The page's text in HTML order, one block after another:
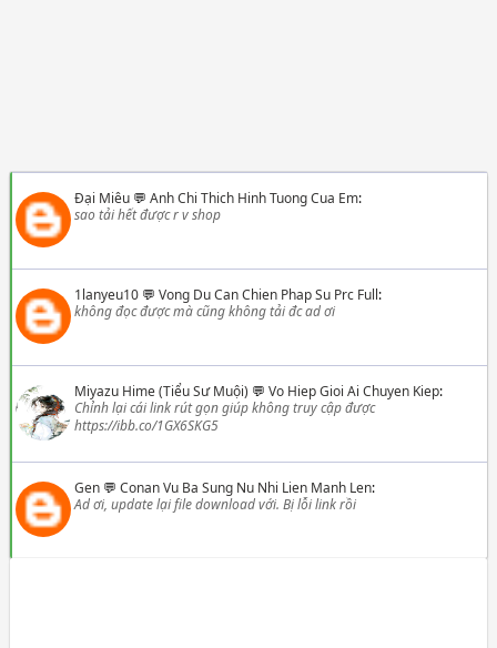
Đại Miêu💬 Anh Chi Thich Hinh Tuong Cua Em:
sao tải hết được r v shop
1lanyeu10💬 Vong Du Can Chien Phap Su Prc Full:
không đọc được mà cũng không tải đc ad ơi
Miyazu Hime (Tiểu Sư Muội) 💬 Vo Hiep Gioi Ai Chuyen Kiep:
Chỉnh lại cái link rút gọn giúp không truy cập được
https://ibb.co/1GX6SKG5
Gen💬 Conan Vu Ba Sung Nu Nhi Lien Manh Len:
Ad ơi, update lại file download với. Bị lỗi link rồi